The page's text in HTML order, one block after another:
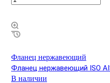
Фланец нержавеющий
Фланец нержавеющий ISO
В наличии